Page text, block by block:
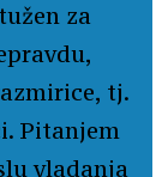
za
tj.
Pitanjem
vladanja